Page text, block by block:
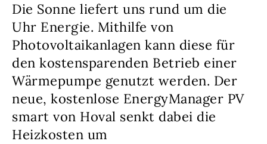
Die Sonne liefert uns rund um die
Uhr Energie. Mithilfe von
Photovoltaikanlagen kann diese für
den kostensparenden Betrieb einer
Wärmepumpe genutzt werden. Der
neue, kostenlose EnergyManager PV
smart von Hoval senkt dabei die
Heizkosten um